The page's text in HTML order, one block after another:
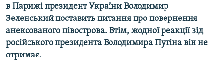
в Парижі президент України Володимир
Зеленський поставить питання про повернення
анексованого півострова. Втім, жодної реакції від
російського президента Володимира Путіна він не
отримає.